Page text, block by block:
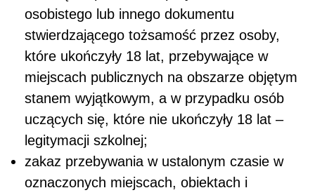
osobistego lub innego dokumentu
stwierdzającego tożsamość przez osoby,
które ukończyły 18 lat, przebywające w
miejscach publicznych na obszarze objętym
stanem wyjątkowym, a w przypadku osób
uczących się, które nie ukończyły 18 lat –
legitymacji szkolnej;
zakaz przebywania w ustalonym czasie w
oznaczonych miejscach, obiektach i